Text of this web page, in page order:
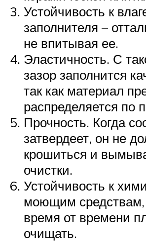
Устойчивость к
заполнителя –
не впитывая ее.
Эластичность. С
зазор заполнится
так как материал
распределяется по
Прочность. Когда
затвердеет, он не
крошиться и
очистки.
Устойчивость к
моющим средствам,
время от времени
очищать.